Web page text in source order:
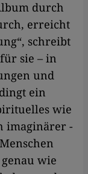
durch
erreicht
schreibt
sie – in
und
ein
wie
imaginärer -
wie